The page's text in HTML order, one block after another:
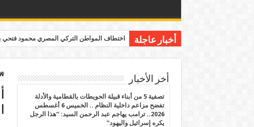
أخبار عاجلة اختطاف المواطن التركي المصري محمود فتحي
أخر الأخبار
تصفية 5 من أبناء قبيلة الحويطات بالقطامية والأدلة
تفضح مزاعم داخلية النظام .. الخميس 6 أغسطس
2026.. ترامب يهاجم عبد الرحمن السيد: “هذا الرجل
يكره إسرائيل واليهود”